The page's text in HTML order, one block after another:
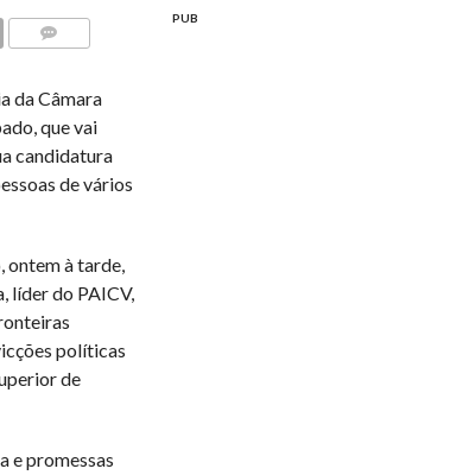
da Câmara
que vai
candidatura
de vários
ontem à tarde,
líder do PAICV,
políticas
de
e promessas
PUB